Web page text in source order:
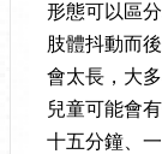
形態可以區
肢體抖動而
會太長，大
兒童可能會
十五分鐘、